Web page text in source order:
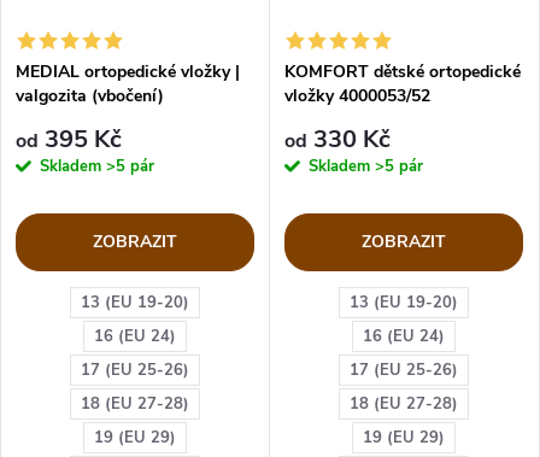
13 (EU 19-20)
16 (EU 24)
17 (EU 25-26)
18 (EU 27-28)
19 (EU 29)
MEDIAL ortopedické vložky |
valgozita (vbočení)
od 395 Kč
Skladem >5 pár
ZOBRAZIT
13 (EU 19-20)
16 (EU 24)
17 (EU 25-26)
18 (EU 27-28)
19 (EU 29)
KOMFORT dětské ortopedické
vložky 4000053/52
od 330 Kč
Skladem >5 pár
ZOBRAZIT